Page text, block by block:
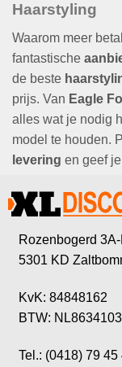
Haarstyling
Waarom meer
fantastische
de beste
prijs. Van Eagle
alles wat je nodig
model te houden.
levering en geef
Rozenbogerd
5301 KD
KvK: 84848162
BTW:
Tel.: (0418) 79 45